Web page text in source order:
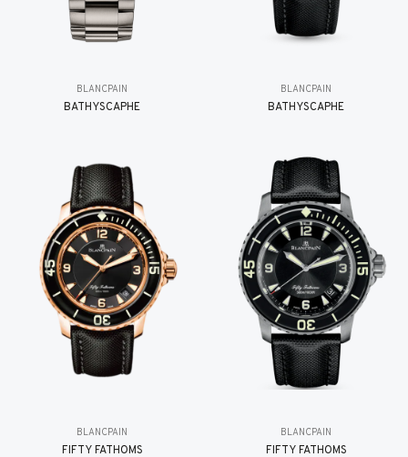
BLANCPAIN
BATHYSCAPHE
BLANCPAIN
BATHYSCAPHE
BLANCPAIN
FIFTY FATHOMS
BLANCPAIN
FIFTY FATHOMS